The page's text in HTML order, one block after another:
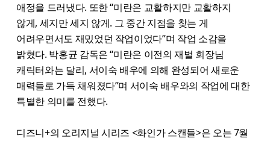
애정을 드러냈다. 또한 “미란은 교활하지만 교활하지
않게, 세지만 세지 않게. 그 중간 지점을 찾는 게
어려우면서도 재밌었던 작업이었다”며 작업 소감을
밝혔다. 박홍균 감독은 “미란은 이전의 재벌 회장님
캐릭터와는 달리, 서이숙 배우에 의해 완성되어 새로운
매력들로 가득 채워졌다”며 서이숙 배우와의 작업에 대한
특별한 의미를 전했다.
디즈니+의 오리지널 시리즈 <화인가 스캔들>은 오는 7월